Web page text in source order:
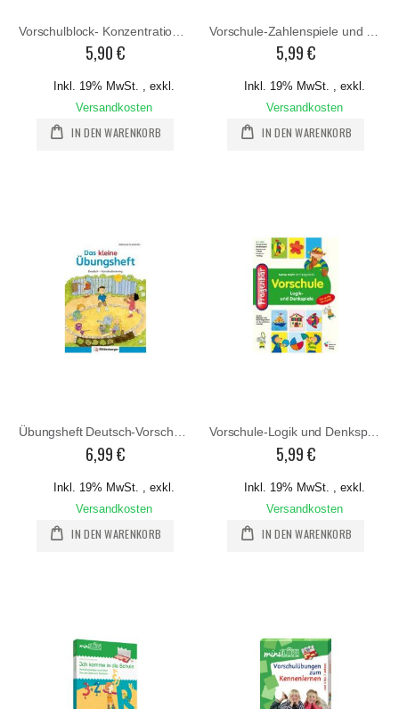
5,90 €
Inkl. 19% MwSt. , exkl.
Versandkosten
IN DEN WARENKORB
5,99 €
Inkl. 19% MwSt. , exkl.
Versandkosten
IN DEN WARENKORB
6,99 €
Inkl. 19% MwSt.
exkl.
Versandkosten
IN DEN WARENKORB
Vorschule-Logik und Denkspiele
5,99 €
Inkl. 19% MwSt.
exkl.
Versandkosten
IN DEN WARENKORB